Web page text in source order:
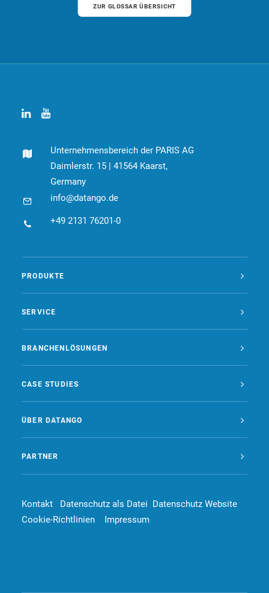
ZUR GLOSSAR ÜBERSICHT
Unternehmensbereich der PARIS AG
Daimlerstr. 15 | 41564 Kaarst,
Germany
info@datango.de
+49 2131 76201-0
PRODUKTE
SERVICE
BRANCHENLÖSUNGEN
CASE STUDIES
ÜBER DATANGO
PARTNER
Kontakt Datenschutz als Datei Datenschutz Website
Cookie-Richtlinien
Impressum